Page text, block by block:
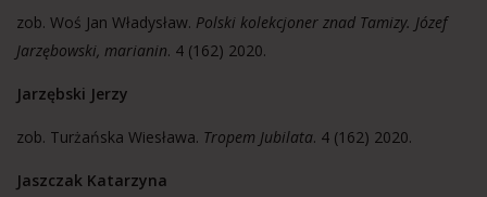
zob. Woś Jan Władysław. Polski kolekcjoner znad Tamizy. Józef
Jarzębowski, marianin. 4 (162) 2020.
Jarzębski Jerzy
zob. Turżańska Wiesława. Tropem Jubilata. 4 (162) 2020.
Jaszczak Katarzyna